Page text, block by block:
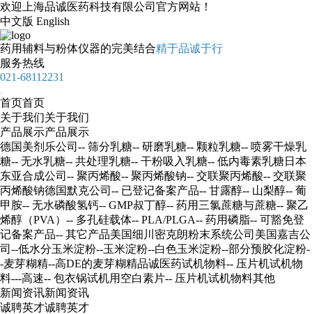
欢迎上海品诚医药科技有限公司官方网站！
中文版 English
药用辅料与粉体仪器的完美结合精于品诚于行
服务热线
021-68112231
首页首页
关于我们关于我们
产品展示产品展示
德国美剂乐公司 -- 筛分乳糖-- 研磨乳糖-- 颗粒乳糖-- 喷雾干燥乳
糖-- 无水乳糖-- 共处理乳糖-- 干粉吸入乳糖-- 低内毒素乳糖日本
东亚合成公司 -- 聚丙烯酸-- 聚丙烯酸钠-- 交联聚丙烯酸-- 交联聚
丙烯酸钠德国默克公司 -- 已登记备案产品-- 甘露醇-- 山梨醇-- 葡
甲胺-- 无水磷酸氢钙-- GMP叔丁醇-- 药用三氯蔗糖与蔗糖-- 聚乙
烯醇（PVA） -- 多孔硅载体-- PLA/PLGA-- 药用磷脂-- 可豁免登
记备案产品-- 其它产品美国细川密克朗粉末系统公司 美国嘉吉公
司 --低水分玉米淀粉--玉米淀粉--白色玉米淀粉--部分预胶化淀粉-
-麦芽糊精--高DE的麦芽糊精品诚医药试机物料-- 压片机试机物
料---高速-- 包衣锅试机用空白素片-- 压片机试机物料其他
新闻资讯新闻资讯
诚聘英才诚聘英才